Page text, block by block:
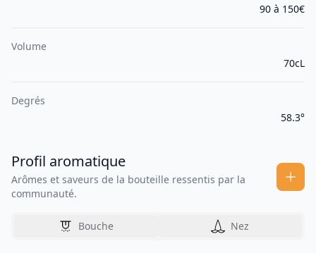
90 à 150€
Volume
70cL
Degrés
58.3°
Profil aromatique
Arômes et saveurs de la bouteille ressentis par la
communauté.
Bouche Nez